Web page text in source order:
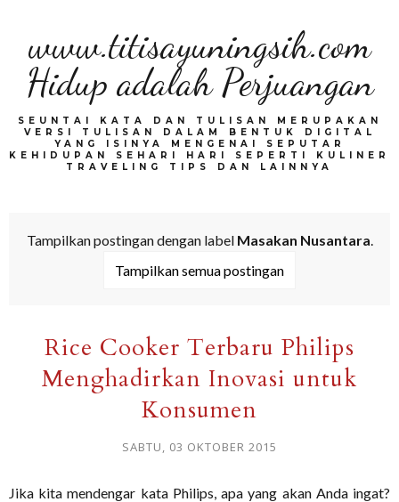
www.titisayuningsih.com
Hidup adalah Perjuangan
SEUNTAI KATA DAN TULISAN MERUPAKAN
VERSI TULISAN DALAM BENTUK DIGITAL
YANG ISINYA MENGENAI SEPUTAR
KEHIDUPAN SEHARI HARI SEPERTI KULINER
TRAVELING TIPS DAN LAINNYA
Tampilkan postingan dengan label Masakan Nusantara.
Tampilkan semua postingan
Rice Cooker Terbaru Philips
Menghadirkan Inovasi untuk
Konsumen
SABTU, 03 OKTOBER 2015
Jika kita mendengar kata Philips, apa yang akan Anda ingat?